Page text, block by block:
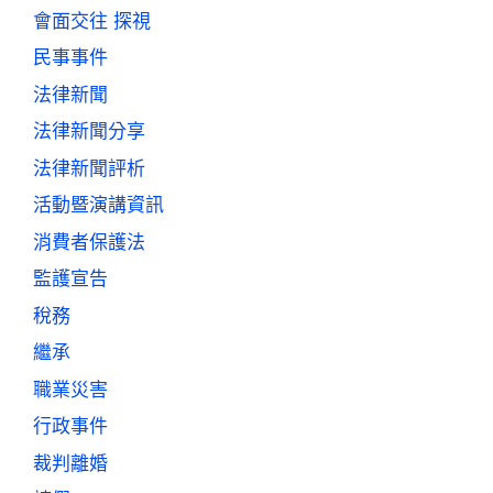
會面交往 探視
民事事件
法律新聞
法律新聞分享
法律新聞評析
活動暨演講資訊
消費者保護法
監護宣告
稅務
繼承
職業災害
行政事件
裁判離婚